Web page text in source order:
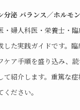
分泌 バランス／ホルモ
・婦人科医・栄養士・臨
した実践ガイドです。
ケア手順を盛り込み、
て紹介します。重篤な
ださい。